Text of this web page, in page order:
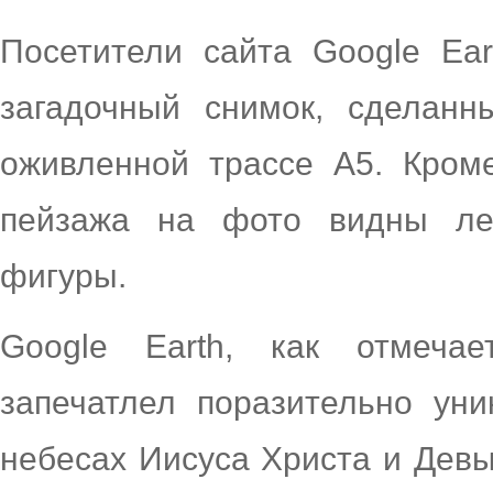
Посетители сайта Google
загадочный снимок,
оживленной трассе A5.
пейзажа на фото видны
фигуры.
Google Earth, как
запечатлел поразительно
небесах Иисуса Христа и